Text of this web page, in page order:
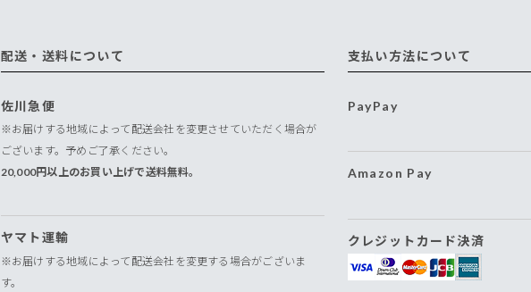
配送・送料について
佐川急便
※お届けする地域によって配送会社を変更させていただく場合が
ございます。予めご了承ください。
20,000円以上のお買い上げで送料無料。
ヤマト運輸
※お届けする地域によって配送会社を変更する場合がございま
す。
支払い方法について
PayPay
Amazon Pay
クレジットカード決済